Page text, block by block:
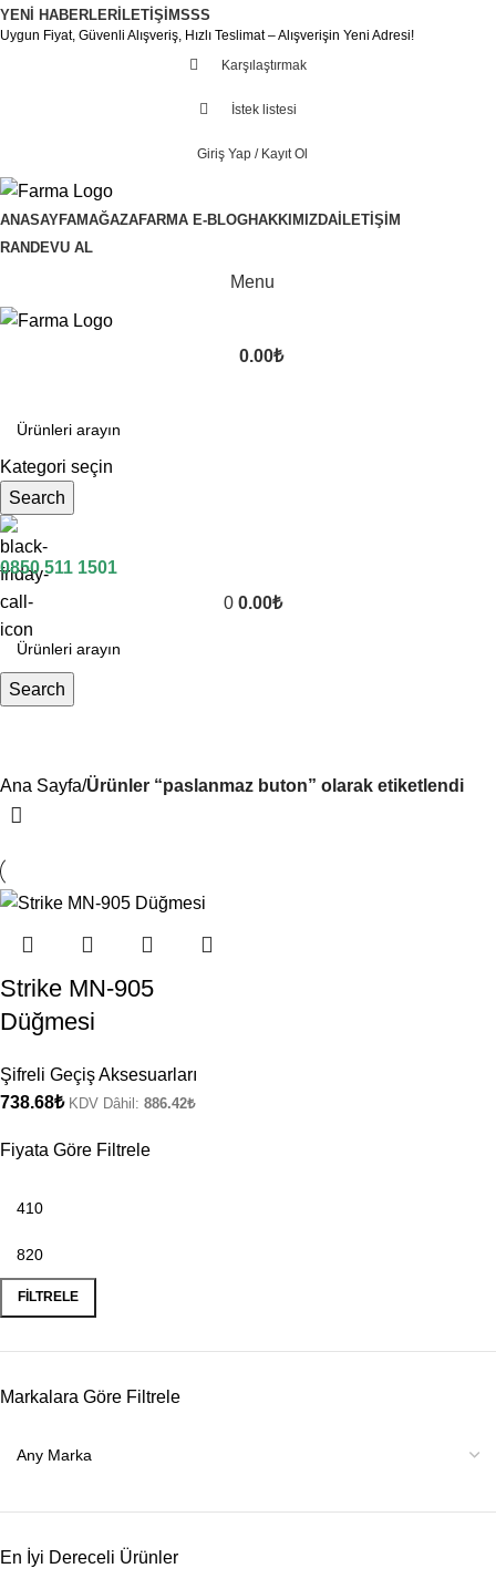
YENI HABERLER İLETIŞIMSSS
Uygun Fiyat, Güvenli Alışveriş, Hızlı Teslimat – Alışverişin Yeni Adresi!
Karşılaştırmak
İstek listesi
Giriş Yap / Kayıt Ol
ANASAYFAMAĞAZAFARMA E-BLOGHAKKIMIZDA İLETIŞIM
RANDEVU AL
Menu
0.00₺
Kategori seçin
Search
0850 511 1501
0 0.00₺
Search
Fiyata Göre Filtrele
FILTRELE
Markalara Göre Filtrele
En İyi Dereceli Ürünler
Ana Sayfa Ürünler “paslanmaz buton” olarak etiketlendi
Strike MN-905
Düğmesi
Şifreli Geçiş Aksesuarları
738.68₺ KDV Dâhil: 886.42₺